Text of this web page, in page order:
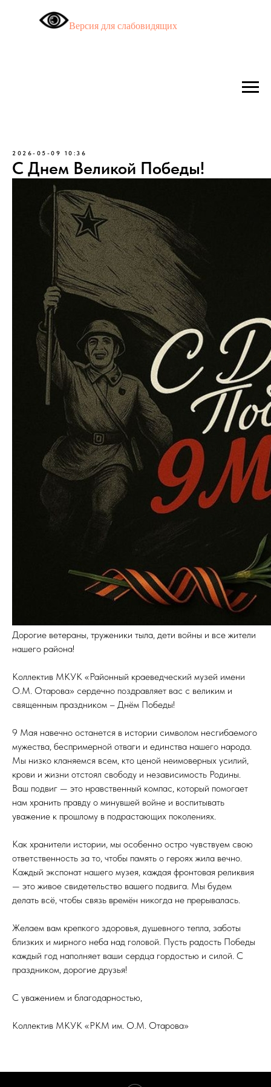
Версия для слабовидящих
2026-05-09 10:36
С Днем Великой Победы!
Дорогие ветераны, труженики тыла, дети войны и все жители
нашего района!
Коллектив МКУК «Районный краеведческий музей имени
О.М. Отарова» сердечно поздравляет вас с великим и
священным праздником – Днём Победы!
9 Мая навечно останется в истории символом несгибаемого
мужества, беспримерной отваги и единства нашего народа.
Мы низко кланяемся всем, кто ценой неимоверных усилий,
крови и жизни отстоял свободу и независимость Родины.
Ваш подвиг — это нравственный компас, который помогает
нам хранить правду о минувшей войне и воспитывать
уважение к прошлому в подрастающих поколениях.
Как хранители истории, мы особенно остро чувствуем свою
ответственность за то, чтобы память о героях жила вечно.
Каждый экспонат нашего музея, каждая фронтовая реликвия
— это живое свидетельство вашего подвига. Мы будем
делать всё, чтобы связь времён никогда не прерывалась.
Желаем вам крепкого здоровья, душевного тепла, заботы
близких и мирного неба над головой. Пусть радость Победы
каждый год наполняет ваши сердца гордостью и силой. С
праздником, дорогие друзья!
С уважением и благодарностью,
Коллектив МКУК «РКМ им. О.М. Отарова»